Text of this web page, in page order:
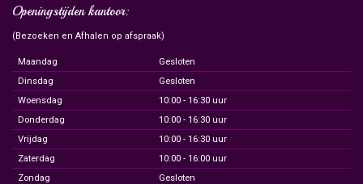
Openingstijden kantoor:
(Bezoeken en Afhalen op afspraak)
Maandag
Gesloten
Dinsdag
Gesloten
Woensdag
10:00 - 16:30 uur
Donderdag
10:00 - 16:30 uur
Vrijdag
10:00 - 16:30 uur
Zaterdag
10:00 - 16:00 uur
Zondag
Gesloten